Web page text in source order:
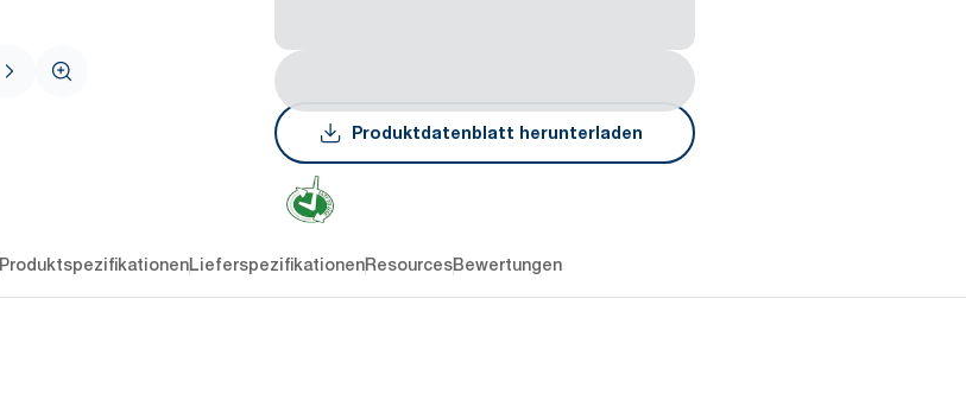
Produktdatenblatt herunterladen
ProduktspezifikationenLieferspezifikationenResourcesBewertungen